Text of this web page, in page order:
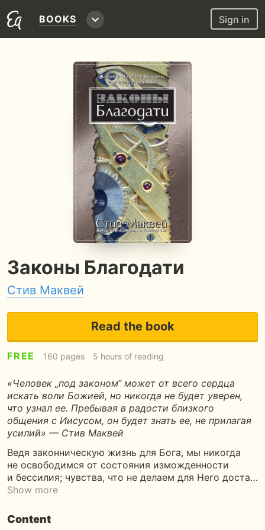
BOOKS Sign in
Законы Благодати
Стив Маквей
Read the book
FREE 160 pages 5 hours of reading
«Человек „под законом“ может от всего сердца
искать воли Божией, но никогда не будет уверен,
что узнал ее. Пребывая в радости близкого
общения с Иисусом, он будет знать ее, не прилагая
усилий» — Стив Маквей
Ведя законническую жизнь для Бога, мы никогда
не освободимся от состояния изможденности
и бессилия; чувства, что не делаем для Него доста…
Show more
Content